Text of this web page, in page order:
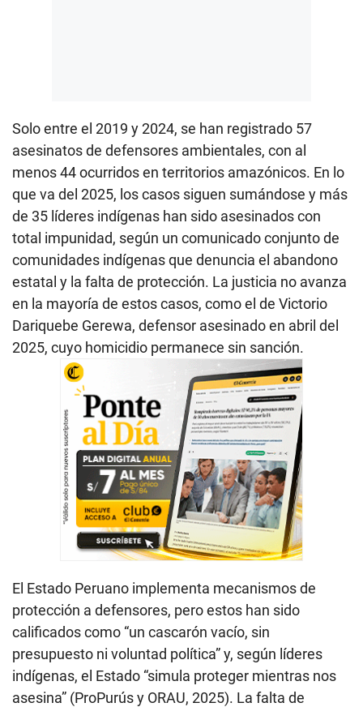
Solo entre el 2019 y 2024, se han registrado 57
asesinatos de defensores ambientales, con al
menos 44 ocurridos en territorios amazónicos. En lo
que va del 2025, los casos siguen sumándose y más
de 35 líderes indígenas han sido asesinados con
total impunidad, según un comunicado conjunto de
comunidades indígenas que denuncia el abandono
estatal y la falta de protección. La justicia no avanza
en la mayoría de estos casos, como el de Victorio
Dariquebe Gerewa, defensor asesinado en abril del
2025, cuyo homicidio permanece sin sanción.
El Estado Peruano implementa mecanismos de
protección a defensores, pero estos han sido
calificados como “un cascarón vacío, sin
presupuesto ni voluntad política” y, según líderes
indígenas, el Estado “simula proteger mientras nos
asesina” (ProPurús y ORAU, 2025). La falta de